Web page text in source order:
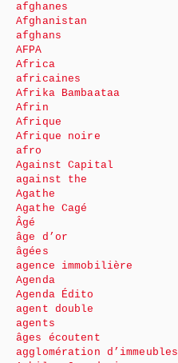
afghanes
Afghanistan
afghans
AFPA
Africa
africaines
Afrika Bambaataa
Afrin
Afrique
Afrique noire
afro
Against Capital
against the
Agathe
Agathe Cagé
Âgé
âge d’or
âgées
agence immobilière
Agenda
Agenda Édito
agent double
agents
âges écoutent
agglomération d’immeubles